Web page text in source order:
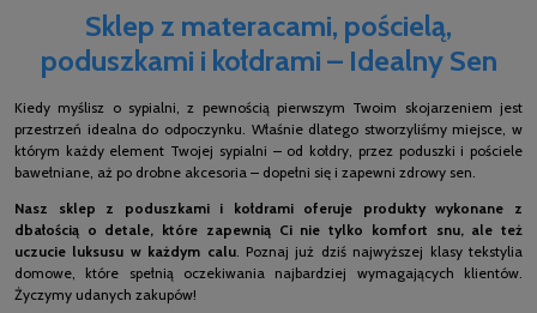
Sklep z materacami, pościelą,
poduszkami i kołdrami – Idealny Sen
Kiedy myślisz o sypialni, z pewnością pierwszym Twoim skojarzeniem jest
przestrzeń idealna do odpoczynku. Właśnie dlatego stworzyliśmy miejsce, w
którym każdy element Twojej sypialni – od kołdry, przez poduszki i pościele
bawełniane, aż po drobne akcesoria – dopełni się i zapewni zdrowy sen.
Nasz sklep z poduszkami i kołdrami oferuje produkty wykonane z
dbałością o detale, które zapewnią Ci nie tylko komfort snu, ale też
uczucie luksusu w każdym calu. Poznaj już dziś najwyższej klasy tekstylia
domowe, które spełnią oczekiwania najbardziej wymagających klientów.
Życzymy udanych zakupów!